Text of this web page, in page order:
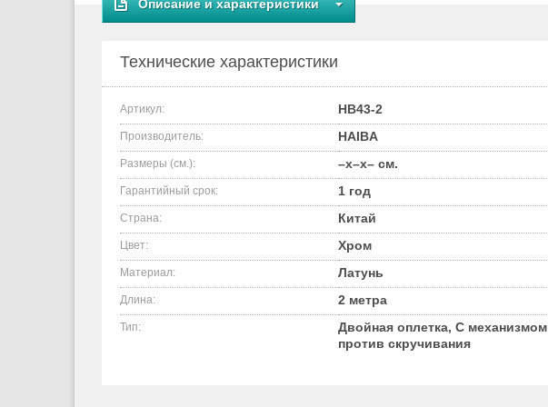
Описание и характеристики
Технические характеристики
Артикул: HB43-2
Производитель: HAIBA
Размеры (см.): –x–x– см.
Гарантийный срок: 1 год
Страна: Китай
Цвет: Хром
Материал: Латунь
Длина: 2 метра
Тип:
Двойная оплетка, С механизмом
против скручивания